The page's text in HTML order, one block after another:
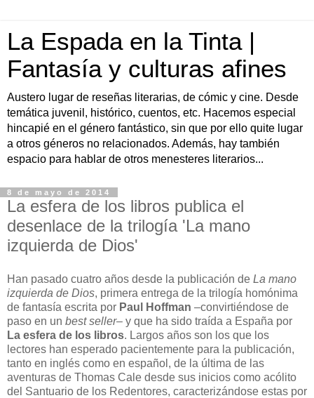
La Espada en la Tinta |
Fantasía y culturas afines
Austero lugar de reseñas literarias, de cómic y cine. Desde
temática juvenil, histórico, cuentos, etc. Hacemos especial
hincapié en el género fantástico, sin que por ello quite lugar
a otros géneros no relacionados. Además, hay también
espacio para hablar de otros menesteres literarios...
8 de mayo de 2014
La esfera de los libros publica el
desenlace de la trilogía 'La mano
izquierda de Dios'
Han pasado cuatro años desde la publicación de La mano
izquierda de Dios, primera entrega de la trilogía homónima
de fantasía escrita por Paul Hoffman –convirtiéndose de
paso en un best seller– y que ha sido traída a España por
La esfera de los libros. Largos años son los que los
lectores han esperado pacientemente para la publicación,
tanto en inglés como en español, de la última de las
aventuras de Thomas Cale desde sus inicios como acólito
del Santuario de los Redentores, caracterizándose estas por